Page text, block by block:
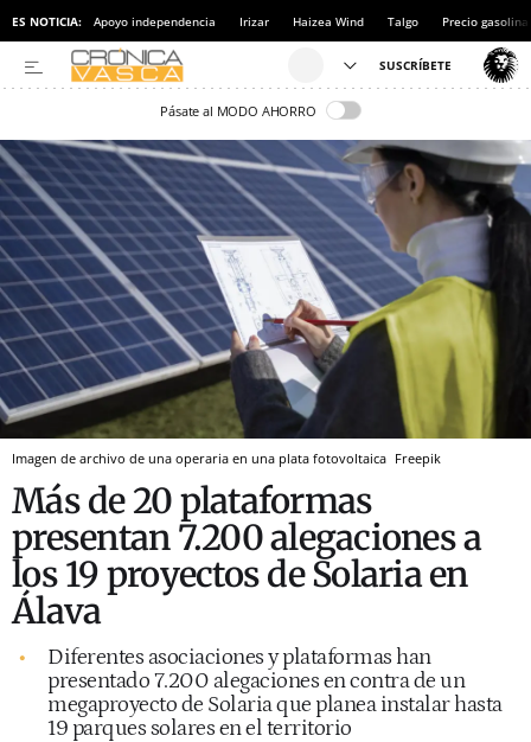
ES NOTICIA: Apoyo independencia Irizar Haizea Wind Talgo Precio gasolina
Pásate al MODO AHORRO
Imagen de archivo de una operaria en una plata fotovoltaica Freepik
Más de 20 plataformas
presentan 7.200 alegaciones a
los 19 proyectos de Solaria en
Álava
Diferentes asociaciones y plataformas han
presentado 7.200 alegaciones en contra de un
megaproyecto de Solaria que planea instalar hasta
19 parques solares en el territorio